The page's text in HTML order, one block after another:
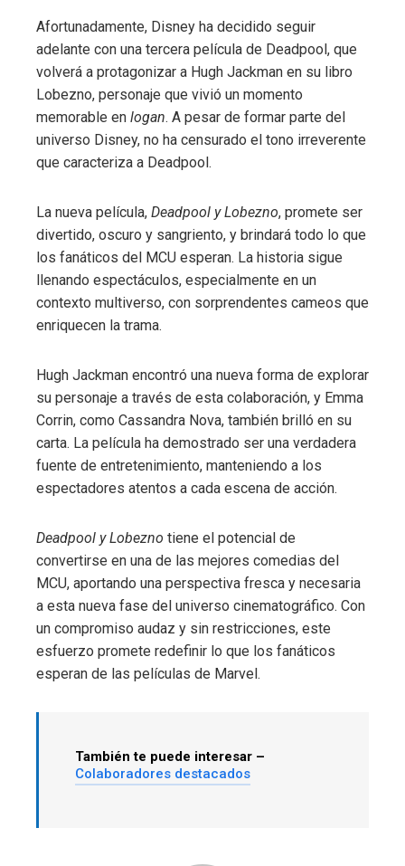
Afortunadamente, Disney ha decidido seguir
adelante con una tercera película de Deadpool, que
volverá a protagonizar a Hugh Jackman en su libro
Lobezno, personaje que vivió un momento
memorable en logan. A pesar de formar parte del
universo Disney, no ha censurado el tono irreverente
que caracteriza a Deadpool.
La nueva película, Deadpool y Lobezno, promete ser
divertido, oscuro y sangriento, y brindará todo lo que
los fanáticos del MCU esperan. La historia sigue
llenando espectáculos, especialmente en un
contexto multiverso, con sorprendentes cameos que
enriquecen la trama.
Hugh Jackman encontró una nueva forma de explorar
su personaje a través de esta colaboración, y Emma
Corrin, como Cassandra Nova, también brilló en su
carta. La película ha demostrado ser una verdadera
fuente de entretenimiento, manteniendo a los
espectadores atentos a cada escena de acción.
Deadpool y Lobezno tiene el potencial de
convertirse en una de las mejores comedias del
MCU, aportando una perspectiva fresca y necesaria
a esta nueva fase del universo cinematográfico. Con
un compromiso audaz y sin restricciones, este
esfuerzo promete redefinir lo que los fanáticos
esperan de las películas de Marvel.
También te puede interesar –
Colaboradores destacados